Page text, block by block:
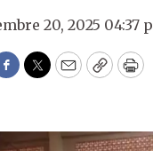
20, 2025 04:37
Facebook
Twitter
EmailCopy